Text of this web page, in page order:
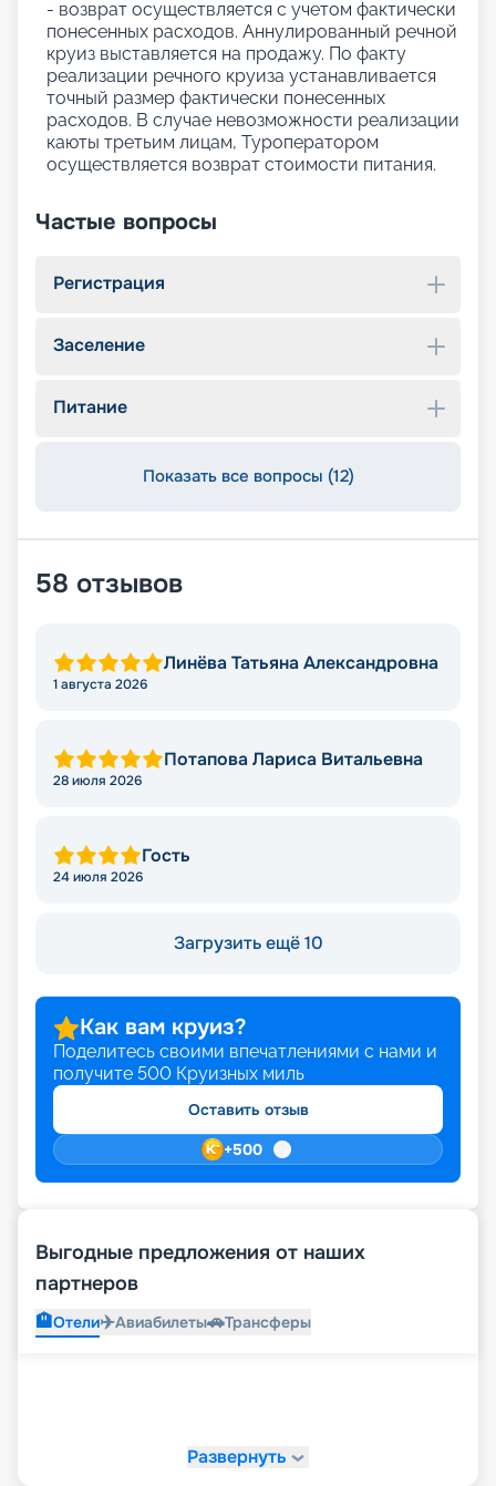
- возврат осуществляется с учетом фактически
понесенных расходов. Аннулированный речной
круиз выставляется на продажу. По факту
реализации речного круиза устанавливается
точный размер фактически понесенных
расходов. В случае невозможности реализации
каюты третьим лицам, Туроператором
осуществляется возврат стоимости питания.
Частые вопросы
Регистрация
Заселение
Питание
Показать все вопросы (12)
58 отзывов
Линёва Татьяна Александровна
1 августа 2026
Потапова Лариса Витальевна
28 июля 2026
Гость
24 июля 2026
Загрузить ещё 10
Как вам круиз?
Поделитесь своими впечатлениями с нами и
получите 500 Круизных миль
Оставить отзыв
+500
Выгодные предложения от наших
партнеров
🏨Отели✈️Авиабилеты🚗Трансферы
Развернуть